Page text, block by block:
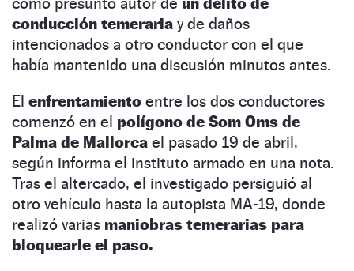
conducción temeraria y de daños
intencionados a otro conductor con el que
había mantenido una discusión minutos antes.
El enfrentamiento entre los dos conductores
comenzó en el polígono de Som Oms de
Palma de Mallorca el pasado 19 de abril,
según informa el instituto armado en una nota.
Tras el altercado, el investigado persiguió al
otro vehículo hasta la autopista MA-19, donde
realizó varias maniobras temerarias para
bloquearle el paso.